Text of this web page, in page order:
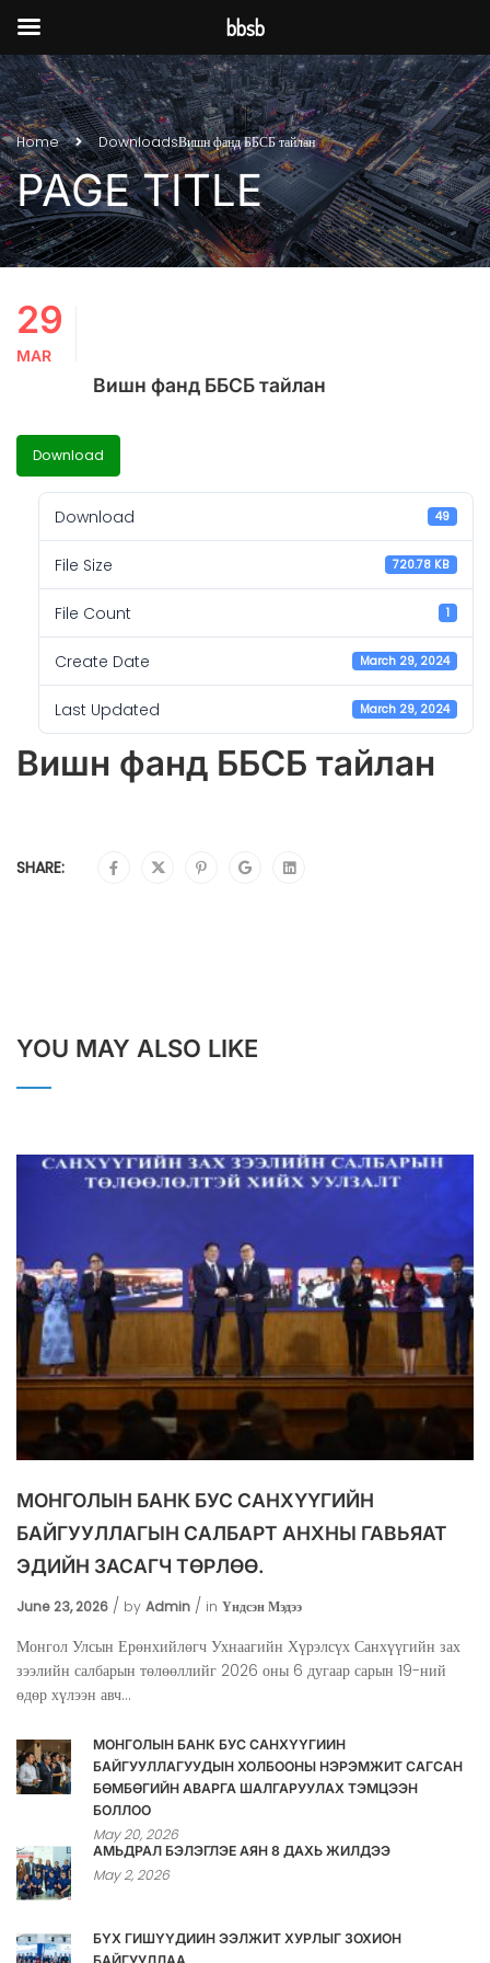
Home DownloadsВишн фанд ББСБ тайлан
PAGE TITLE
29
MAR
Вишн фанд ББСБ тайлан
Download
Download 49
File Size 720.78 KB
File Count 1
Create Date March 29, 2024
Last Updated March 29, 2024
Вишн фанд ББСБ тайлан
SHARE:
YOU MAY ALSO LIKE
МОНГОЛЫН БАНК БУС САНХҮҮГИЙН
БАЙГУУЛЛАГЫН САЛБАРТ АНХНЫ ГАВЬЯАТ
ЭДИЙН ЗАСАГЧ ТӨРЛӨӨ.
June 23, 2026 by Admin in Үндсэн Мэдээ
Монгол Улсын Ерөнхийлөгч Ухнаагийн Хүрэлсүх Санхүүгийн зах
зээлийн салбарын төлөөллийг 2026 оны 6 дугаар сарын 19-ний
өдөр хүлээн авч...
МОНГОЛЫН БАНК БУС САНХҮҮГИЙН
БАЙГУУЛЛАГУУДЫН ХОЛБООНЫ НЭРЭМЖИТ САГСАН
БӨМБӨГИЙН АВАРГА ШАЛГАРУУЛАХ ТЭМЦЭЭН
БОЛЛОО
May 20, 2026
АМЬДРАЛ БЭЛЭГЛЭЕ АЯН 8 ДАХЬ ЖИЛДЭЭ
May 2, 2026
БҮХ ГИШҮҮДИЙН ЭЭЛЖИТ ХУРЛЫГ ЗОХИОН
bbsb